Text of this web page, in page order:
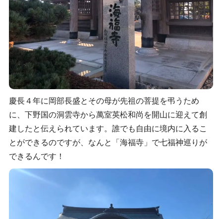
慶長４年に岡部長盛とその母が先祖の菩提を弔うため
に、下野国の洞雲寺から萬室英松和尚を開山に迎えて創
建したと伝えられています。誰でも自由に境内に入るこ
とができるのですが、なんと「海福寺」で七福神巡りが
できるんです！